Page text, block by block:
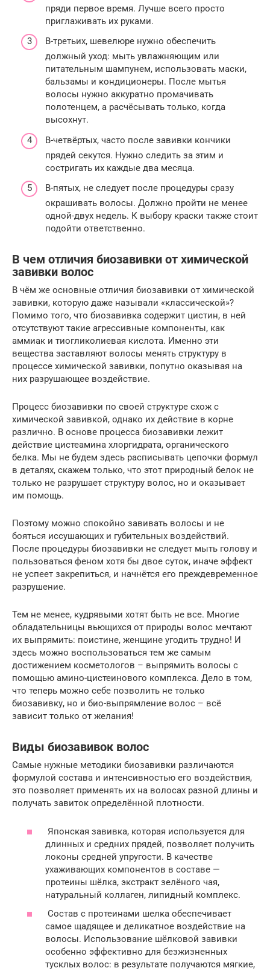
пряди первое время. Лучше всего просто
приглаживать их руками.
В-третьих, шевелюре нужно обеспечить
должный уход: мыть увлажняющим или
питательным шампунем, использовать маски,
бальзамы и кондиционеры. После мытья
волосы нужно аккуратно промачивать
полотенцем, а расчёсывать только, когда
высохнут.
В-четвёртых, часто после завивки кончики
прядей секутся. Нужно следить за этим и
состригать их каждые два месяца.
В-пятых, не следует после процедуры сразу
окрашивать волосы. Должно пройти не менее
одной-двух недель. К выбору краски также стоит
подойти ответственно.
В чем отличия биозавивки от химической
завивки волос
В чём же основные отличия биозавивки от химической
завивки, которую даже называли «классической»?
Помимо того, что биозавивка содержит цистин, в ней
отсутствуют такие агрессивные компоненты, как
аммиак и тиогликолиевая кислота. Именно эти
вещества заставляют волосы менять структуру в
процессе химической завивки, попутно оказывая на
них разрушающее воздействие.
Процесс биозавивки по своей структуре схож с
химической завивкой, однако их действие в корне
различно. В основе процесса биозавивки лежит
действие цистеамина хлоргидрата, органического
белка. Мы не будем здесь расписывать цепочки формул
в деталях, скажем только, что этот природный белок не
только не разрушает структуру волос, но и оказывает
им помощь.
Поэтому можно спокойно завивать волосы и не
бояться иссушающих и губительных воздействий.
После процедуры биозавивки не следует мыть голову и
пользоваться феном хотя бы двое суток, иначе эффект
не успеет закрепиться, и начнётся его преждевременное
разрушение.
Тем не менее, кудрявыми хотят быть не все. Многие
обладательницы вьющихся от природы волос мечтают
их выпрямить: поистине, женщине угодить трудно! И
здесь можно воспользоваться тем же самым
достижением косметологов – выпрямить волосы с
помощью амино-цистеинового комплекса. Дело в том,
что теперь можно себе позволить не только
биозавивку, но и био-выпрямление волос – всё
зависит только от желания!
Виды биозавивок волос
Самые нужные методики биозавивки различаются
формулой состава и интенсивностью его воздействия,
это позволяет применять их на волосах разной длины и
получать завиток определённой плотности.
Японская завивка, которая используется для
длинных и средних прядей, позволяет получить
локоны средней упругости. В качестве
ухаживающих компонентов в составе —
протеины шёлка, экстракт зелёного чая,
натуральный коллаген, липидный комплекс.
Состав с протеинами шелка обеспечивает
самое щадящее и деликатное воздействие на
волосы. Использование шёлковой завивки
особенно эффективно для безжизненных
тусклых волос: в результате получаются мягкие,